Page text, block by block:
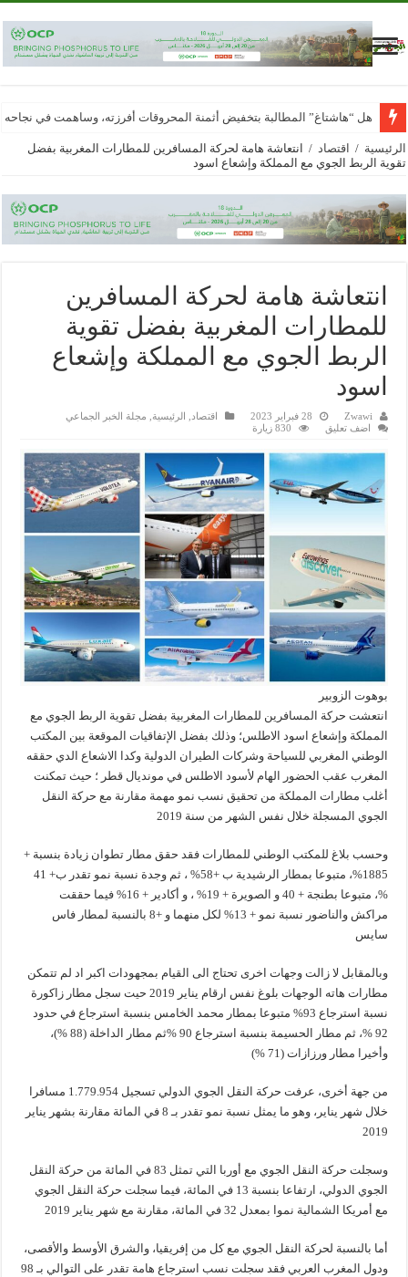
هل “هاشتاغ” المطالبة بتخفيض أثمنة المحروقات أفرزته، وساهمت في
الرئيسية / اقتصاد /
انتعاشة هامة لحركة المسافرين للمطارات المغربية بفضل
تقوية الربط الجوي مع المملكة وإشعاع اسود
انتعاشة هامة لحركة المسافرين
للمطارات المغربية بفضل تقوية
الربط الجوي مع المملكة وإشعاع
اسود
Zwawi 28 فبراير 2023 اقتصاد الرئيسية
مجلة الخبر الجماعي
اضف تعليق
830 زيارة
بوهوت الزوبير
انتعشت حركة المسافرين للمطارات المغربية بفضل تقوية الربط الجوي مع
المملكة وإشعاع اسود الاطلس؛ وذلك بفضل الإتفاقيات الموقعة بين المكتب
الوطني المغربي للسياحة وشركات الطيران الدولية وكدا الاشعاع الدي حققه
المغرب عقب الحضور الهام لأسود الاطلس في مونديال قطر ؛ حيث تمكنت
أغلب مطارات المملكة من تحقيق نسب نمو مهمة مقارنة مع حركة النقل
الجوي المسجلة خلال نفس الشهر من سنة 2019
وحسب بلاغ للمكتب الوطني للمطارات فقد حقق مطار تطوان زيادة بنسبة +
1885%، متبوعا بمطار الرشيدية ب +58% ، ثم وجدة نسبة نمو تقدر ب+ 41
%، متبوعا بطنجة + 40 و الصويرة + 19% ، و أكادير + 16% فيما حققت
مراكش والناضور نسبة نمو + 13% لكل منهما و +8 بالنسبة لمطار فاس
سايس
وبالمقابل لا زالت وجهات اخرى تحتاج الى القيام بمجهودات اكبر اد لم تتمكن
مطارات هاته الوجهات بلوغ نفس ارقام يناير 2019 حيت سجل مطار زاكورة
نسبة استرجاع 93% متبوعا بمطار محمد الخامس بنسبة استرجاع في حدود
92 %، ثم مطار الحسيمة بنسبة استرجاع 90 %ثم مطار الداخلة (88 %)،
وأخيرا مطار ورزازات (71 %)
من جهة أخرى، عرفت حركة النقل الجوي الدولي تسجيل 1.779.954 مسافرا
خلال شهر يناير، وهو ما يمثل نسبة نمو تقدر بـ 8 في المائة مقارنة بشهر يناير
2019
وسجلت حركة النقل الجوي مع أوربا التي تمثل 83 في المائة من حركة النقل
الجوي الدولي، ارتفاعا بنسبة 13 في المائة، فيما سجلت حركة النقل الجوي
مع أمريكا الشمالية نموا بمعدل 32 في المائة، مقارنة مع شهر يناير 2019
أما بالنسبة لحركة النقل الجوي مع كل من إفريقيا، والشرق الأوسط والأقصى،
ودول المغرب العربي فقد سجلت نسب استرجاع هامة تقدر على التوالي بـ 98